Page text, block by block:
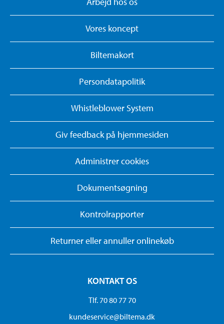
Vores koncept
Biltemakort
Persondatapolitik
Whistleblower System
Giv feedback på hjemmesiden
Administrer cookies
Dokumentsøgning
Kontrolrapporter
Returner eller annuller onlinekøb
KONTAKT OS
Tlf. 70 80 77 70
kundeservice@biltema.dk